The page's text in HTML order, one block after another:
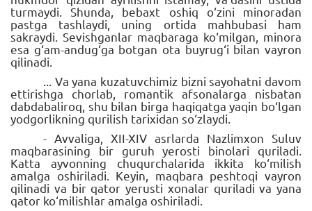
turmaydi. Shunda, bebaxt oshiq o‘zini minoradan
pastga tashlaydi, uning ortida mahbubasi ham
sakraydi. Sevishganlar maqbaraga ko‘milgan, minora
esa g‘am-andug‘ga botgan ota buyrug‘i bilan vayron
qilinadi.
... Va yana kuzatuvchimiz bizni sayohatni davom
ettirishga chorlab, romantik afsonalarga nisbatan
dabdabaliroq, shu bilan birga haqiqatga yaqin bo‘lgan
yodgorlikning qurilish tarixidan so‘zlaydi.
- Avvaliga, XII-XIV asrlarda Nazlimxon Suluv
maqbarasining bir guruh yerosti binolari quriladi.
Katta ayvonning chuqurchalarida ikkita ko‘milish
amalga oshiriladi. Keyin, maqbara peshtoqi vayron
qilinadi va bir qator yerusti xonalar quriladi va yana
qator ko‘milishlar amalga oshiriladi.